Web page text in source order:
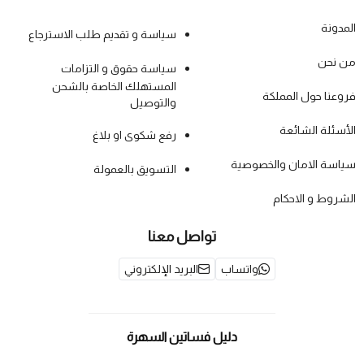
المدونة
من نحن
فروعنا حول المملكة
الأسئلة الشائعة
سياسة الامان والخصوصية
الشروط و الاحكام
سياسة و تقديم طلب الاسترجاع
سياسة حقوق و التزامات
المستهلك الخاصة بالشحن
والتوصيل
رفع شكوى او بلاغ
التسويق بالعمولة
تواصل معنا
واتساب البريد الإلكتروني
دليل فساتين السهرة